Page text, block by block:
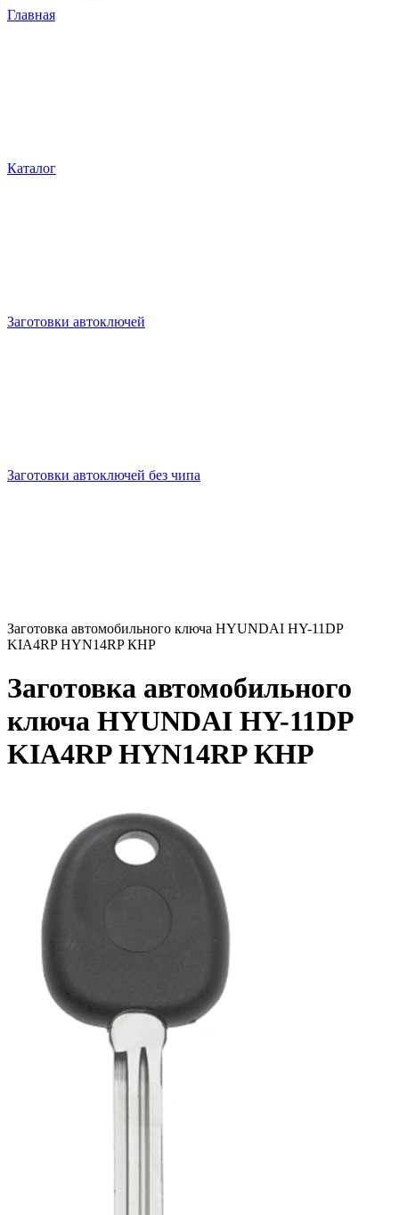
Главная
Каталог
Заготовки автоключей
Заготовки автоключей без чипа
Заготовка автомобильного ключа HYUNDAI HY-11DP
KIA4RP HYN14RP КНР
Заготовка автомобильного
ключа HYUNDAI HY-11DP
KIA4RP HYN14RP КНР